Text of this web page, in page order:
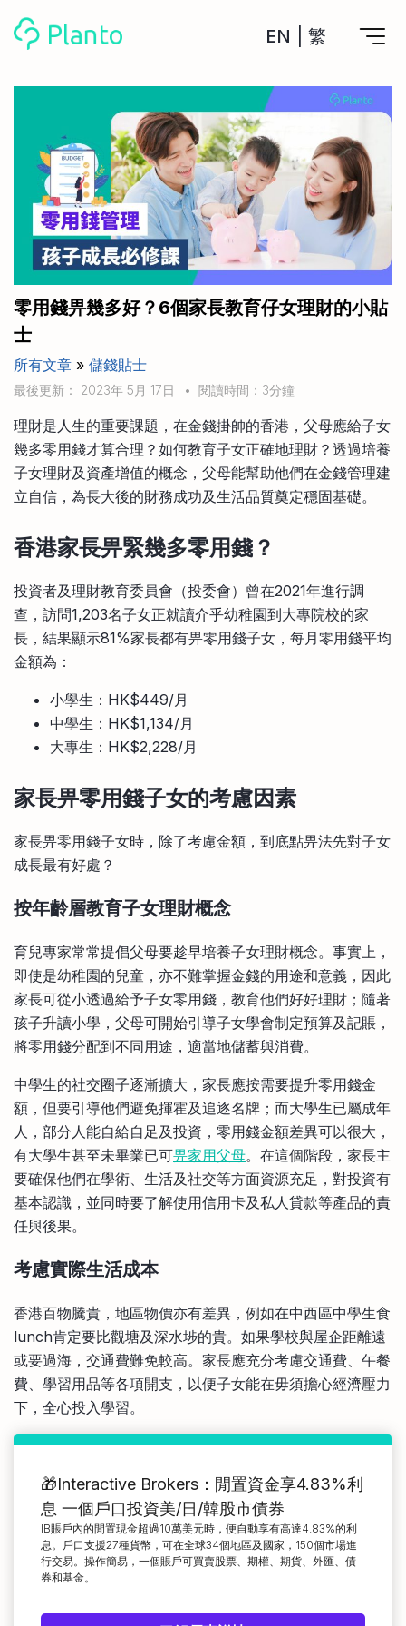
EN 繁
計劃買樓
計劃買樓第一步
全功能記賬
管理及分析所有戶口
管理MPF戶口
一次過管理所有強積金戶口
申請清卡數/私人貸款
CreFIT x Planto推廣優惠
工具
私人貸款
年利率/APR/年息比較
投資戶口 (美股)
比較最抵美股投資戶口
投資戶口 (港股)
比較最抵港股投資戶口
月供股票計劃
比較最抵月供計劃戶口
比較定存利率
信用卡
比較各種最優惠信用卡
關於我們
Academy
Marketplace
其他網站
手機App與理財資訊
商業解決方案
企業服務
零用錢畀幾多好？6個家長教育仔女理財的小貼
士
所有文章 » 儲錢貼士
最後更新： 2023年 5月 17日 • 閱讀時間：3分鐘
理財是人生的重要課題，在金錢掛帥的香港，父母應給子女
幾多零用錢才算合理？如何教育子女正確地理財？透過培養
子女理財及資產增值的概念，父母能幫助他們在金錢管理建
立自信，為長大後的財務成功及生活品質奠定穩固基礎。
香港家長畀緊幾多零用錢？
投資者及理財教育委員會（投委會）曾在2021年進行調
查，訪問1,203名子女正就讀介乎幼稚園到大專院校的家
長，結果顯示81%家長都有畀零用錢子女，每月零用錢平均
金額為：
小學生：HK$449/月
中學生：HK$1,134/月
大專生：HK$2,228/月
家長畀零用錢子女的考慮因素
家長畀零用錢子女時，除了考慮金額，到底點畀法先對子女
成長最有好處？
按年齡層教育子女理財概念
育兒專家常常提倡父母要趁早培養子女理財概念。事實上，
即使是幼稚園的兒童，亦不難掌握金錢的用途和意義，因此
家長可從小透過給予子女零用錢，教育他們好好理財；隨著
孩子升讀小學，父母可開始引導子女學會制定預算及記賬，
將零用錢分配到不同用途，適當地儲蓄與消費。
中學生的社交圈子逐漸擴大，家長應按需要提升零用錢金
額，但要引導他們避免揮霍及追逐名牌；而大學生已屬成年
人，部分人能自給自足及投資，零用錢金額差異可以很大，
有大學生甚至未畢業已可畀家用父母。在這個階段，家長主
要確保他們在學術、生活及社交等方面資源充足，對投資有
基本認識，並同時要了解使用信用卡及私人貸款等產品的責
任與後果。
考慮實際生活成本
香港百物騰貴，地區物價亦有差異，例如在中西區中學生食
lunch肯定要比觀塘及深水埗的貴。如果學校與屋企距離遠
或要過海，交通費難免較高。家長應充分考慮交通費、午餐
費、學習用品等各項開支，以便子女能在毋須擔心經濟壓力
下，全心投入學習。
🎁Interactive Brokers：閒置資金享4.83%利
息 一個戶口投資美/日/韓股市債券
IB賬戶內的閒置現金超過10萬美元時，便自動享有高達4.83%的利
息。戶口支援27種貨幣，可在全球34個地區及國家，150個市場進
行交易。操作簡易，一個賬戶可買賣股票、期權、期貨、外匯、債
券和基金。